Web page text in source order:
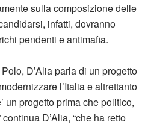
sulla composizione delle
infatti, dovranno
pendenti e antimafia.
D’Alia parla di un progetto
l’Italia e altrettanto
un progetto prima che politico,
D’Alia, “che ha retto